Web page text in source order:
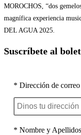
MOROCHOS, “dos
magnífica experiencia
DEL AGUA 2025.
Suscríbete al
* Dirección de
* Nombre y Apellidos